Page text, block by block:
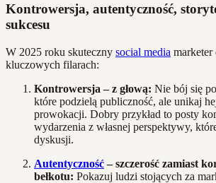
Kontrowersja, autentyczność,
sukcesu
W 2025 roku skuteczny social media marketer
kluczowych filarach:
Kontrowersja – z głową: Nie bój się
które podzielą publiczność, ale unikaj
prowokacji. Dobry przykład to posty
wydarzenia z własnej perspektywy,
dyskusji.
Autentyczność– szczerość zamiast
bełkotu: Pokazuj ludzi stojących za